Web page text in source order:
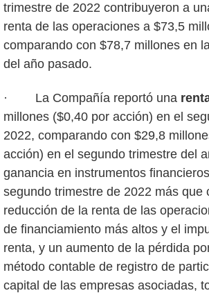
trimestre de 2022 contribuyeron a
renta de las operaciones a $73,5
comparando con $78,7 millones en
del año pasado.
· La Compañía reportó una
millones ($0,40 por acción) en el
2022, comparando con $29,8
acción) en el segundo trimestre del
ganancia en instrumentos
segundo trimestre de 2022 más que
reducción de la renta de las
de financiamiento más altos y el
renta, y un aumento de la pérdida
método contable de registro de
capital de las empresas asociadas,